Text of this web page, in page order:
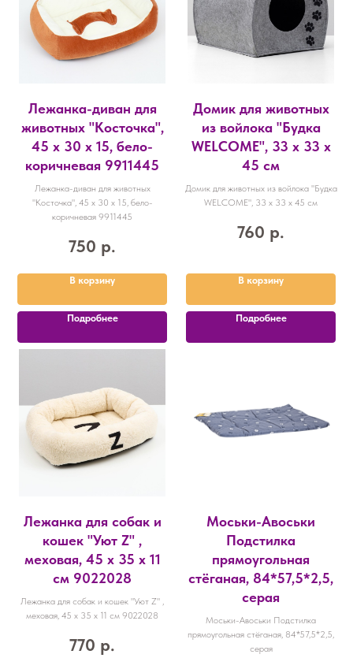
Лежанка-диван для
животных "Косточка",
45 х 30 х 15, бело-
коричневая 9911445
Лежанка-диван для животных
"Косточка", 45 х 30 х 15, бело-
коричневая 9911445
750 р.
В корзину
Подробнее
Домик для животных
из войлока "Будка
WELCOME", 33 х 33 х
45 см
Домик для животных из войлока "Будка
WELCOME", 33 х 33 х 45 см
760 р.
В корзину
Подробнее
Лежанка для собак и
кошек "Уют Z" ,
меховая, 45 х 35 х 11
см 9022028
Лежанка для собак и кошек "Уют Z" ,
меховая, 45 х 35 х 11 см 9022028
770 р.
Моськи-Авоськи
Подстилка
прямоугольная
стёганая, 84*57,5*2,5,
серая
Моськи-Авоськи Подстилка
прямоугольная стёганая, 84*57,5*2,5,
серая